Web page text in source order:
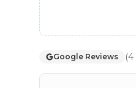
Google Reviews (4